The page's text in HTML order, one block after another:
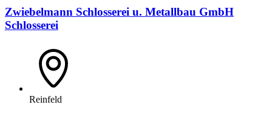
Zwiebelmann Schlosserei u. Metallbau GmbH
Schlosserei
Reinfeld